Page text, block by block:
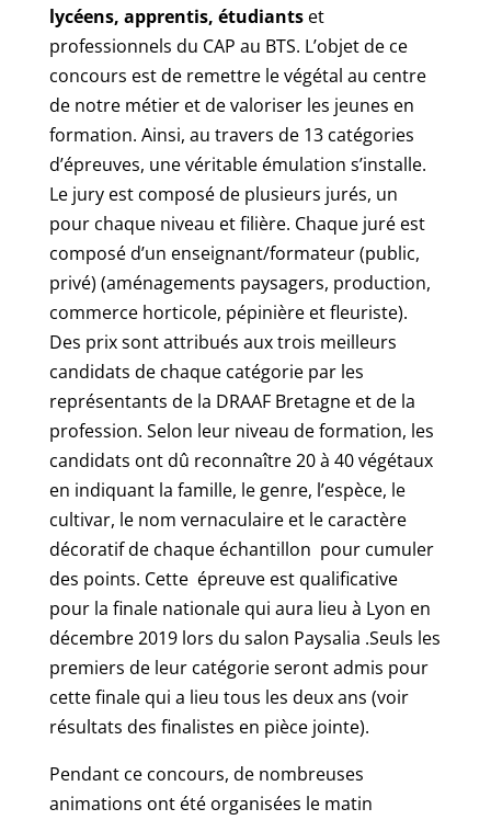
lycéens, apprentis, étudiantset
professionnels du CAP au BTS. L’objet de ce
concours est de remettre le végétal au centre
de notre métier et de valoriser les jeunes en
formation. Ainsi, au travers de 13 catégories
d’épreuves, une véritable émulation s’installe.
Le jury est composé de plusieurs jurés, un
pour chaque niveau et filière. Chaque juré est
composé d’un enseignant/formateur (public,
privé) (aménagements paysagers, production,
commerce horticole, pépinière et fleuriste).
Des prix sont attribués aux trois meilleurs
candidats de chaque catégorie par les
représentants de la DRAAF Bretagne et de la
profession. Selon leur niveau de formation, les
candidats ont dû reconnaître 20 à 40 végétaux
en indiquant la famille, le genre, l’espèce, le
cultivar, le nom vernaculaire et le caractère
décoratif de chaque échantillon pour cumuler
des points. Cette épreuve est qualificative
pour la finale nationale qui aura lieu à Lyon en
décembre 2019 lors du salon Paysalia .Seuls les
premiers de leur catégorie seront admis pour
cette finale qui a lieu tous les deux ans (voir
résultats des finalistes en pièce jointe).
Pendant ce concours, de nombreuses
animations ont été organisées le matin